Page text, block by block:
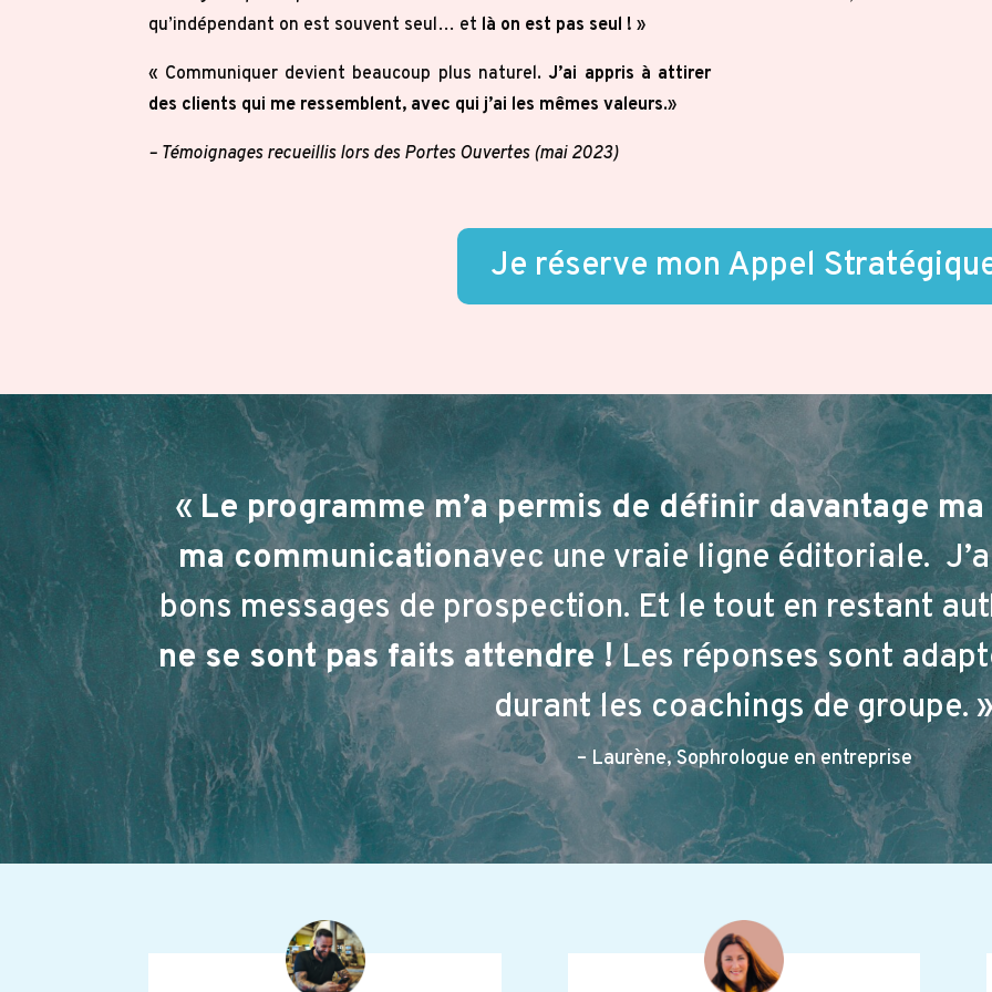
qu’indépendant on est souvent seul… et là on est pas seul ! »
« Communiquer devient beaucoup plus naturel.J’ai appris à attirer
des clients qui me ressemblent, avec qui j’ai les mêmes valeurs.»
– Témoignages recueillis lors des Portes Ouvertes (mai 2023)
Je réserve mon Appel
«Le programme m’a permis de définir davantage
ma communicationavec une vraie ligne éditoriale.
bons messages de prospection. Et le tout en restant
ne se sont pas faits attendre !Les réponses sont
durant les coachings de groupe.
– Laurène, Sophrologue en entreprise